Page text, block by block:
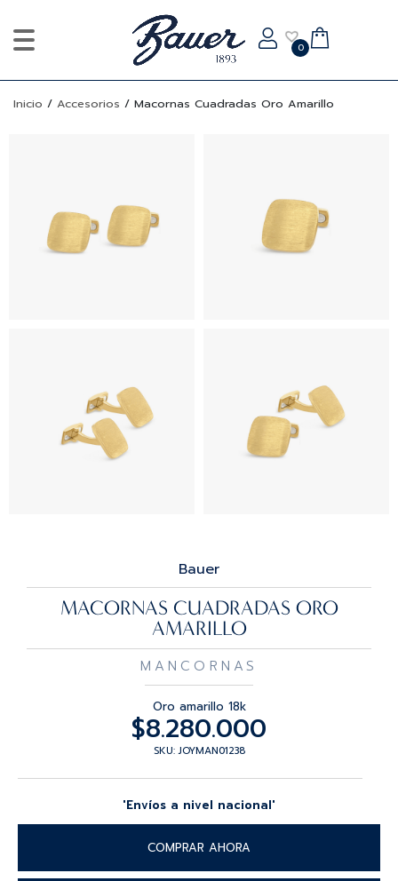
0
Inicio / Accesorios / Macornas Cuadradas Oro Amarillo
Bauer
MACORNAS CUADRADAS ORO
AMARILLO
MANCORNAS
Oro amarillo 18k
$8.280.000
SKU: JOYMAN01238
'Envíos a nivel nacional'
COMPRAR AHORA